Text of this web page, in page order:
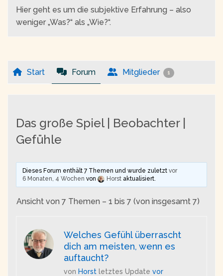
Hier geht es um die subjektive Erfahrung – also
weniger „Was?“ als „Wie?“.
Start Forum Mitglieder 1
Das große Spiel | Beobachter |
Gefühle
Dieses Forum enthält 7 Themen und wurde zuletzt vor
6 Monaten, 4 Wochen von Horstaktualisiert.
Ansicht von 7 Themen – 1 bis 7 (von insgesamt 7)
Welches Gefühl überrascht
dich am meisten, wenn es
auftaucht?
von Horst letztes Update vor